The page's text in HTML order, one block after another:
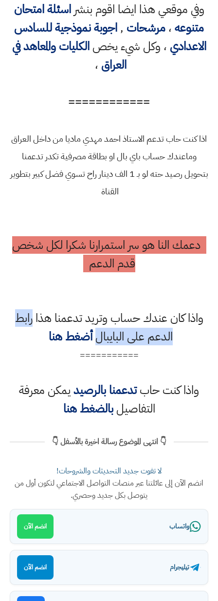
وفي موقعي هذا ايضا اقوم بنشراسئلة امتحان
متنوعه،مرشحات ,اجوبة نموذجية للسادس
الاعدادي ، وكل شيء يخصالكليات والمعاهد في
العراق ،
============
اذا كنت حاب تدعم الاستاذ احمد مهدي ماديا من داخل العراق
وماعندك حساب باي بال او بطاقة مصرفية تكدر تدعمنا
بتحويل رصيد حته لو بـ 1 الف دينار راح تسوي فضل كبير بتطوير
القناة
دعمك النا هو سر استمرارنا شكرا لكل شخص
قدم الدعم
واذا كان عندك حساب وتريد تدعمنا هذارابط
الدعم على البايبال أضغط هنا
===========
واذا كنت حابتدعمنا بالرصيديمكن معرفة
التفاصيلبالضغط هنا
👇 انتهى الموضوع رسالة اخيرة بالأسفل 👇
لا تفوت جديد التحديثات والشروحات!
انضم الآن إلى عائلتنا عبر منصات التواصل الاجتماعي لتكون أول من
يتوصل بكل جديد وحصري.
واتساب انضم الآن
تيليجرام انضم الآن